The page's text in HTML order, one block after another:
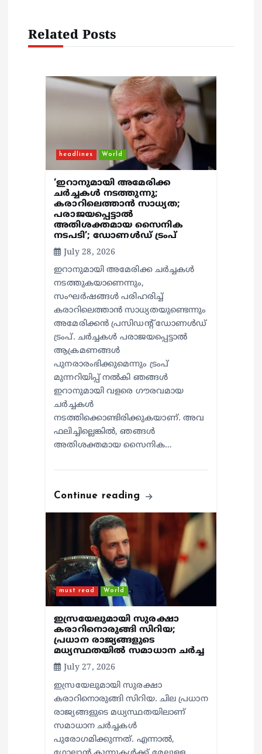
a
Related Posts
headlines World
‘ഇറാനുമായി അമേരിക്ക
ചര്‍ച്ചകള്‍ നടത്തുന്നു;
കരാറിലെത്താന്‍ സാധ്യത;
പരാജയപ്പെട്ടാല്‍
അതിശക്തമായ സൈനിക
നടപടി’; ഡോണള്‍ഡ് ട്രംപ്
July 28, 2026
ഇറാനുമായി അമേരിക്ക ചര്‍ച്ചകള്‍
നടത്തുകയാണെന്നും,
സംഘര്‍ഷങ്ങള്‍ പരിഹരിച്ച്
കരാറിലെത്താന്‍ സാധ്യതയുണ്ടെന്നും
അമേരിക്കന്‍ പ്രസിഡന്റ് ഡോണള്‍ഡ്
ട്രംപ്. ചര്‍ച്ചകള്‍ പരാജയപ്പെട്ടാല്‍
ആക്രമണങ്ങള്‍
പുനരാരംഭിക്കുമെന്നും ട്രംപ്
മുന്നറിയിപ്പ് നല്‍കി ഞങ്ങള്‍
ഇറാനുമായി വളരെ ഗൗരവമായ
ചര്‍ച്ചകള്‍
നടത്തിക്കൊണ്ടിരിക്കുകയാണ്. അവ
ഫലിച്ചില്ലെങ്കില്‍, ഞങ്ങള്‍
അതിശക്തമായ സൈനിക…
Continue reading
must read World
ഇസ്രയേലുമായി സുരക്ഷാ
കരാറിനൊരുങ്ങി സിറിയ;
പ്രധാന രാജ്യങ്ങളുടെ
മധ്യസ്ഥതയില്‍ സമാധാന ചര്‍ച്ച
July 27, 2026
ഇസ്രയേലുമായി സുരക്ഷാ
കരാറിനൊരുങ്ങി സിറിയ. ചില പ്രധാന
രാജ്യങ്ങളുടെ മധ്യസ്ഥതയിലാണ്
സമാധാന ചര്‍ച്ചകള്‍
പുരോഗമിക്കുന്നത്. എന്നാല്‍,